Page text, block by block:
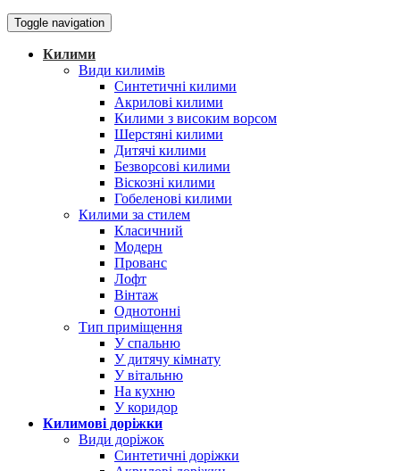
Toggle navigation
Килими
Види килимів
Синтетичні килими
Акрилові килими
Килими з високим ворсом
Шерстяні килими
Дитячі килими
Безворсові килими
Віскозні килими
Гобеленові килими
Килими за стилем
Класичний
Модерн
Прованс
Лофт
Вінтаж
Однотонні
Тип приміщення
У спальню
У дитячу кімнату
У вітальню
На кухню
У коридор
Килимові доріжки
Види доріжок
Синтетичні доріжки